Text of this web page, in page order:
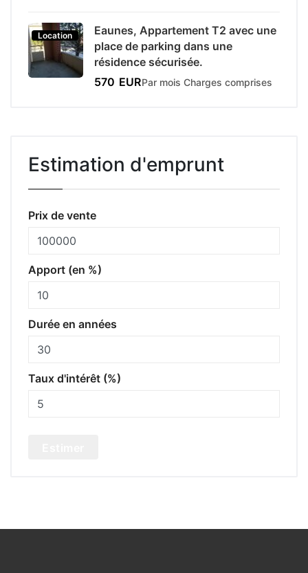
Location
Eaunes, Appartement T2 avec une
place de parking dans une
résidence sécurisée.
570 EURPar mois Charges comprises
Estimation d'emprunt
Prix de vente
Apport (en %)
Durée en années
Taux d'intérêt (%)